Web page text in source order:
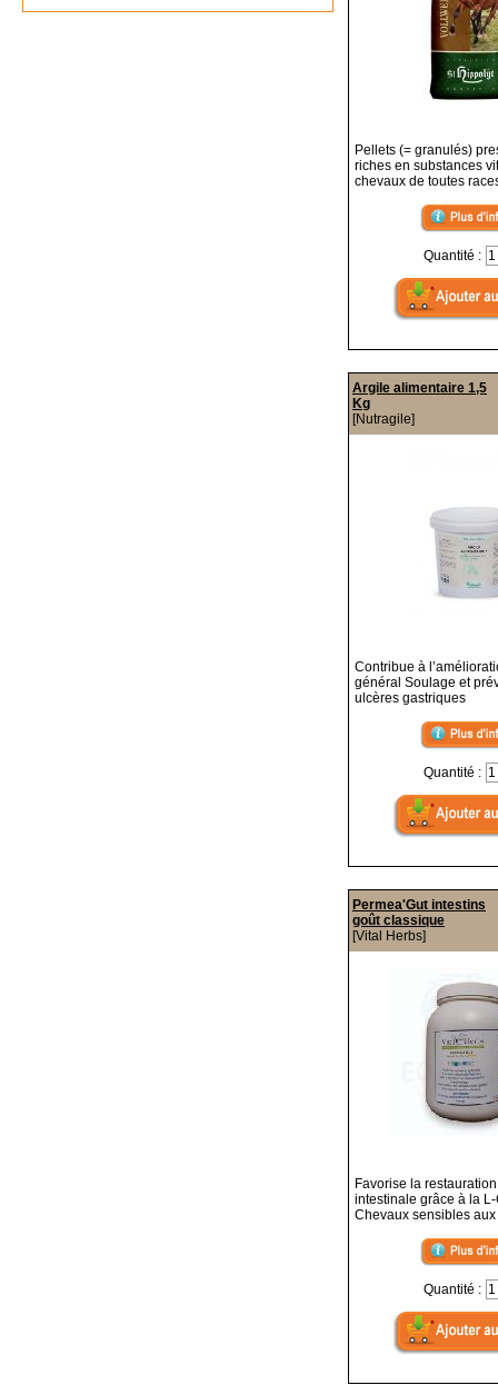
Pellets (= granulés)
riches en substances
chevaux de toutes
Quantité :
Argile alimentaire 1,5
Kg
[Nutragile]
Contribue à
général Soulage et
ulcères gastriques
Quantité :
Permea'Gut intestins
goût classique
[Vital Herbs]
Favorise la
intestinale grâce à la
Chevaux sensibles
Quantité :